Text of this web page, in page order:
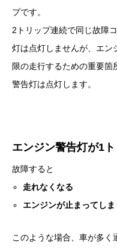
プです。
2トリップ連続で同じ故障
灯は点灯しませんが、エン
限の走行するための重要
警告灯は点灯します。
エンジン警告灯が1
故障すると
走れなくなる
エンジンが止まってしま
このような場合、車が多く